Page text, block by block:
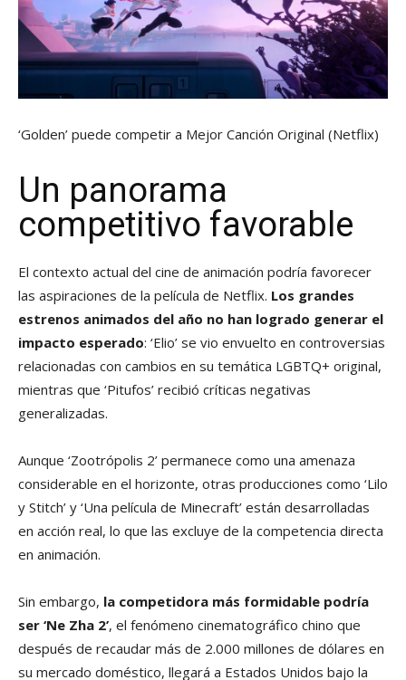
‘Golden’ puede competir a Mejor Canción Original (Netflix)
Un panorama
competitivo favorable
El contexto actual del cine de animación podría favorecer
las aspiraciones de la película de Netflix. Los grandes
estrenos animados del año no han logrado generar el
impacto esperado: ‘Elio’ se vio envuelto en controversias
relacionadas con cambios en su temática LGBTQ+ original,
mientras que ‘Pitufos’ recibió críticas negativas
generalizadas.
Aunque ‘Zootrópolis 2’ permanece como una amenaza
considerable en el horizonte, otras producciones como ‘Lilo
y Stitch’ y ‘Una película de Minecraft’ están desarrolladas
en acción real, lo que las excluye de la competencia directa
en animación.
Sin embargo, la competidora más formidable podría
ser ‘Ne Zha 2’, el fenómeno cinematográfico chino que
después de recaudar más de 2.000 millones de dólares en
su mercado doméstico, llegará a Estados Unidos bajo la